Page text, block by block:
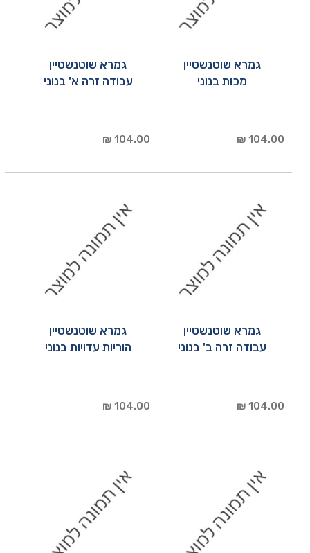
גמרא שוטנשטיין
מכות בנוני
104.00 ₪
גמרא שוטנשטיין
עבודה זרה א' בנוני
104.00 ₪
גמרא שוטנשטיין
עבודה זרה ב' בנוני
104.00 ₪
גמרא שוטנשטיין
הוריות עדויות בנוני
104.00 ₪